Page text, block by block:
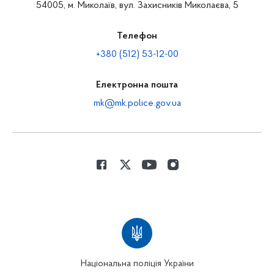
54005, м. Миколаїв, вул. Захисників Миколаєва, 5
Телефон
+380 (512) 53-12-00
Електронна пошта
mk@mk.police.gov.ua
Національна поліція України